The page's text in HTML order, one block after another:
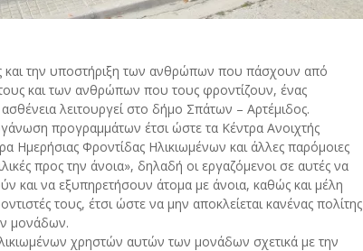
και την υποστήριξη των ανθρώπων που πάσχουν από
και των ανθρώπων που τους φροντίζουν, ένας
ασθένεια λειτουργεί στο δήμο Σπάτων – Αρτέμιδος.
προγραμμάτων έτσι ώστε τα Κέντρα Ανοιχτής
Ημερήσιας Φροντίδας Ηλικιωμένων και άλλες παρόμοιες
προς την άνοια», δηλαδή οι εργαζόμενοι σε αυτές να
και να εξυπηρετήσουν άτομα με άνοια, καθώς και μέλη
τους, έτσι ώστε να μην αποκλείεται κανένας πολίτης
μονάδων.
χρηστών αυτών των μονάδων σχετικά με την